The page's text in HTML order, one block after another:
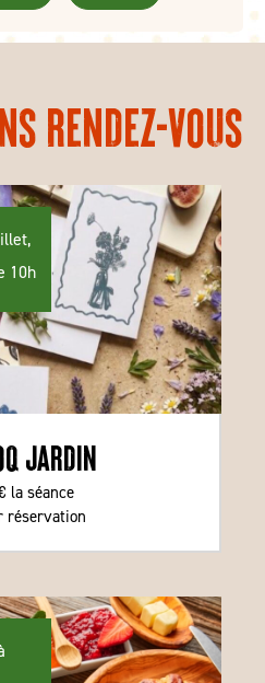
rendez-vous
10h
jardin
la séance
réservation